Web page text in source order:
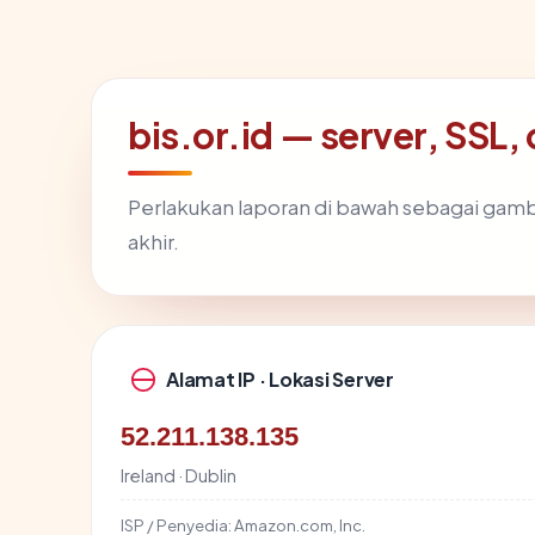
bis.or.id — server, SSL,
Perlakukan laporan di bawah sebagai
akhir.
Alamat IP · Lokasi Server
52.211.138.135
Ireland · Dublin
ISP / Penyedia:Amazon.com, Inc.